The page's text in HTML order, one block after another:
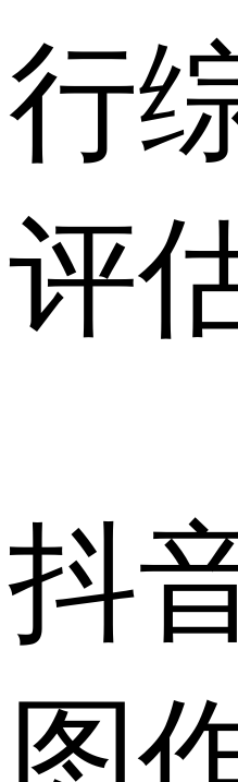
行
评
抖